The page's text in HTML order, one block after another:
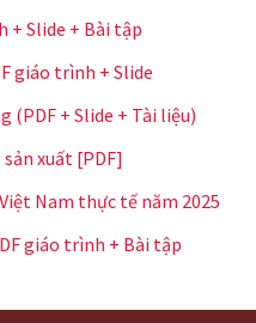
+ Slide + Bài tập
giáo trình + Slide
(PDF + Slide + Tài liệu)
xuất [PDF]
Nam thực tế năm 2025
giáo trình + Bài tập